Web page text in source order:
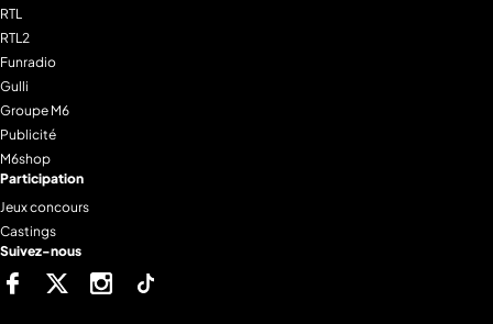
RTL
RTL2
Funradio
Gulli
Groupe M6
Publicité
M6shop
Participation
Jeux concours
Castings
Suivez-nous
FacebookTwitter Instagram